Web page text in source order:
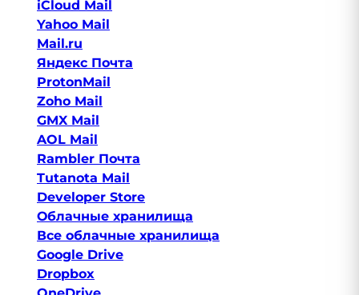
iCloud Mail
Yahoo Mail
Mail.ru
Яндекс Почта
ProtonMail
Zoho Mail
GMX Mail
AOL Mail
Rambler Почта
Tutanota Mail
Developer Store
Облачные хранилища
Все облачные хранилища
Google Drive
Dropbox